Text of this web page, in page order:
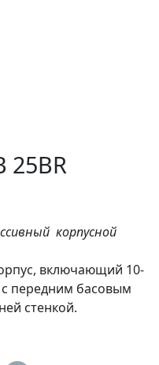
25BR
корпусной
включающий 10-
передним басовым
стенкой.